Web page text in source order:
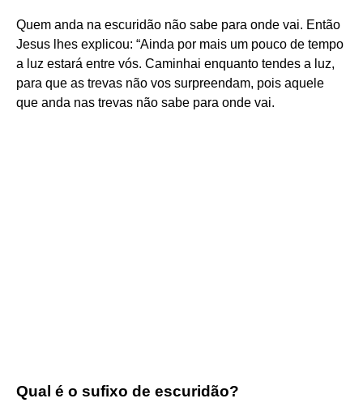
Quem anda na escuridão não sabe para onde vai. Então
Jesus lhes explicou: “Ainda por mais um pouco de tempo
a luz estará entre vós. Caminhai enquanto tendes a luz,
para que as trevas não vos surpreendam, pois aquele
que anda nas trevas não sabe para onde vai.
Qual é o sufixo de escuridão?